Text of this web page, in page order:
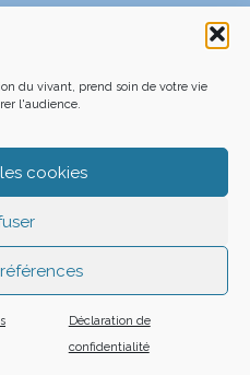
du vivant, prend soin de votre vie
l'audience.
cookies
Déclaration de
confidentialité
PODCAST EN FORÊT
NEWSLETTER
- 2026